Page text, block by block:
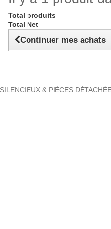
Total produits
Total Net
Continuer mes achats
SILENCIEUX & PIÈCES